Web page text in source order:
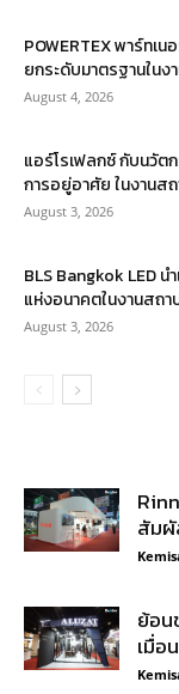
POWERTEX พาร์ทเ
ยกระดับมาตรฐานในง
August 4, 2026
แอร์โรเฟลกซ์ กับนวัต
การอยู่อาศัย ในงานส
August 3, 2026
BLS Bangkok LED
แห่งอนาคตในงานสถา
August 3, 2026
สัมผั
ย้อน
เมื่อ